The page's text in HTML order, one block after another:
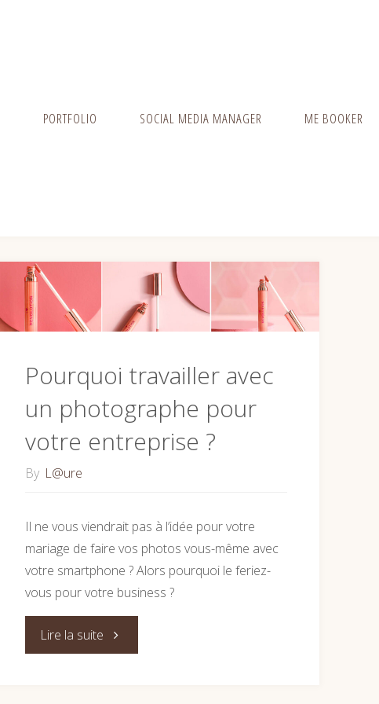
PORTFOLIO SOCIAL MEDIA MANAGER ME BOOKER
Pourquoi travailler avec
un photographe pour
votre entreprise ?
By L@ure
Il ne vous viendrait pas à l’idée pour votre
mariage de faire vos photos vous-même avec
votre smartphone ? Alors pourquoi le feriez-
vous pour votre business ?
Lire la suite "Pourquoi